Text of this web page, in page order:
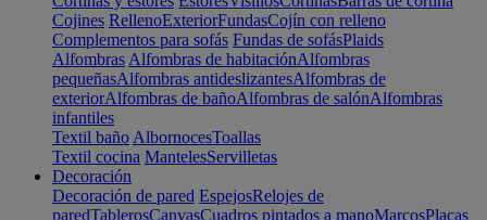
Cojines RellenoExteriorFundasCojín con relleno
Complementos para sofás Fundas de sofásPlaids
Alfombras Alfombras de habitaciónAlfombras
pequeñasAlfombras antideslizantesAlfombras de
exteriorAlfombras de bañoAlfombras de salónAlfombras
infantiles
Textil baño AlbornocesToallas
Textil cocina MantelesServilletas
Decoración
Decoración de pared EspejosRelojes de
paredTablerosCanvasCuadros pintados a manoMarcosPlacas